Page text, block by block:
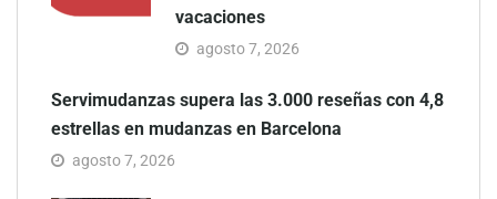
vacaciones
agosto 7, 2026
Servimudanzas supera las 3.000 reseñas con 4,8
estrellas en mudanzas en Barcelona
agosto 7, 2026